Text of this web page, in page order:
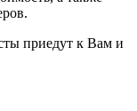
приедут к Вам и